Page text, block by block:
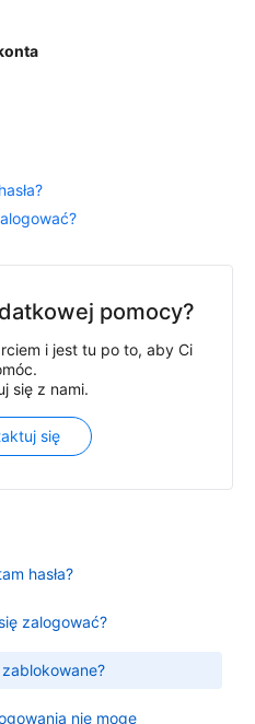
hasła?
zalogować?
nie mogę
pomocy?
i jest tu po to, aby Ci
się z nami.
się